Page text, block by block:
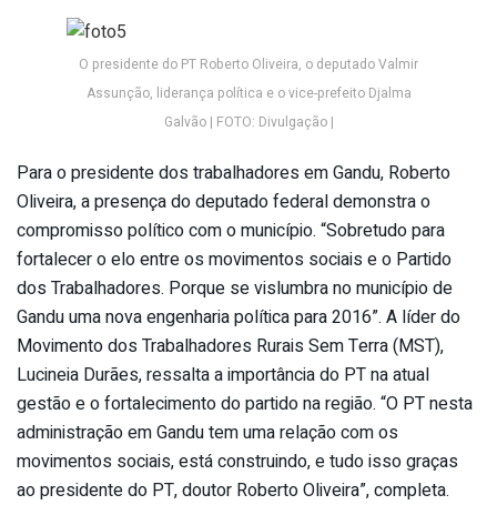
O presidente do PT Roberto Oliveira, o deputado Valmir
Assunção, liderança política e o vice-prefeito Djalma
Galvão | FOTO: Divulgação |
Para o presidente dos trabalhadores em Gandu, Roberto
Oliveira, a presença do deputado federal demonstra o
compromisso político com o município. “Sobretudo para
fortalecer o elo entre os movimentos sociais e o Partido
dos Trabalhadores. Porque se vislumbra no município de
Gandu uma nova engenharia política para 2016”. A líder do
Movimento dos Trabalhadores Rurais Sem Terra (MST),
Lucineia Durães, ressalta a importância do PT na atual
gestão e o fortalecimento do partido na região. “O PT nesta
administração em Gandu tem uma relação com os
movimentos sociais, está construindo, e tudo isso graças
ao presidente do PT, doutor Roberto Oliveira”, completa.